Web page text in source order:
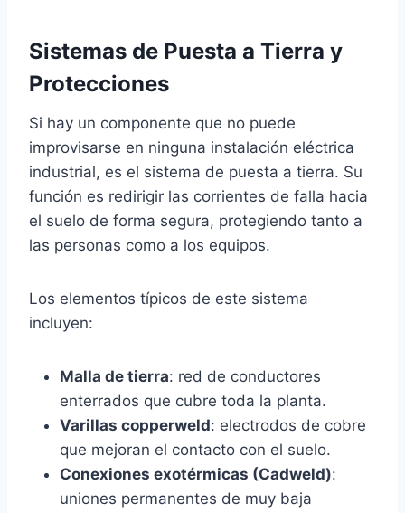
Sistemas de Puesta a Tierra y
Protecciones
Si hay un componente que no puede
improvisarse en ninguna instalación eléctrica
industrial, es el sistema de puesta a tierra. Su
función es redirigir las corrientes de falla hacia
el suelo de forma segura, protegiendo tanto a
las personas como a los equipos.
Los elementos típicos de este sistema
incluyen:
Malla de tierra: red de conductores
enterrados que cubre toda la planta.
Varillas copperweld: electrodos de cobre
que mejoran el contacto con el suelo.
Conexiones exotérmicas (Cadweld):
uniones permanentes de muy baja